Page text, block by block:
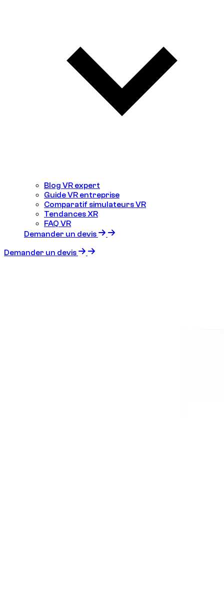
Blog VR expert
Guide VR entreprise
Comparatif simulateurs VR
Tendances XR
FAQ VR
Demander un devis
Demander un devis